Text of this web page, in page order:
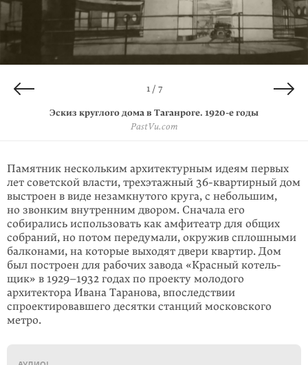
1 / 7
Эскиз круглого дома в Таганроге. 1920-егоды
PastVu.com
2 / 7
Круглый дом в Таганроге. 2019 год
© Wikimapia.org
3 / 7
Круглый дом в Таганроге. 2018 год
© Wikimapia.org
4 / 7
Круглый дом в Таганроге. 2019 год
© Wikimapia.org
5 / 7
Круглый дом в Таганроге. 2017 год
© Wikimapia.org
6 / 7
Круглый дом в Таганроге. 2019 год
© TripAdvisor
7 / 7
Круглый дом в Таганроге. 2016 год
© Роман Тимохин / TripAdvisor
Памятник нескольким архитектурным идеям первых
лет советской власти, трехэтажный 36-квартирный дом
выстроен в виде незамкнутого круга, с не­боль­шим,
но звонким внутренним двором. Сначала его
собирались исполь­зовать как амфитеатр для общих
собраний, но потом передумали, окружив сплошными
балконами, на которые выходят двери квартир. Дом
был построен для рабочих завода «Красный котель­
щик» в 1929–1932 годах по проекту моло­дого
архитектора Ивана Таранова, впоследствии
спроектировавшего десятки станций московского
метро.